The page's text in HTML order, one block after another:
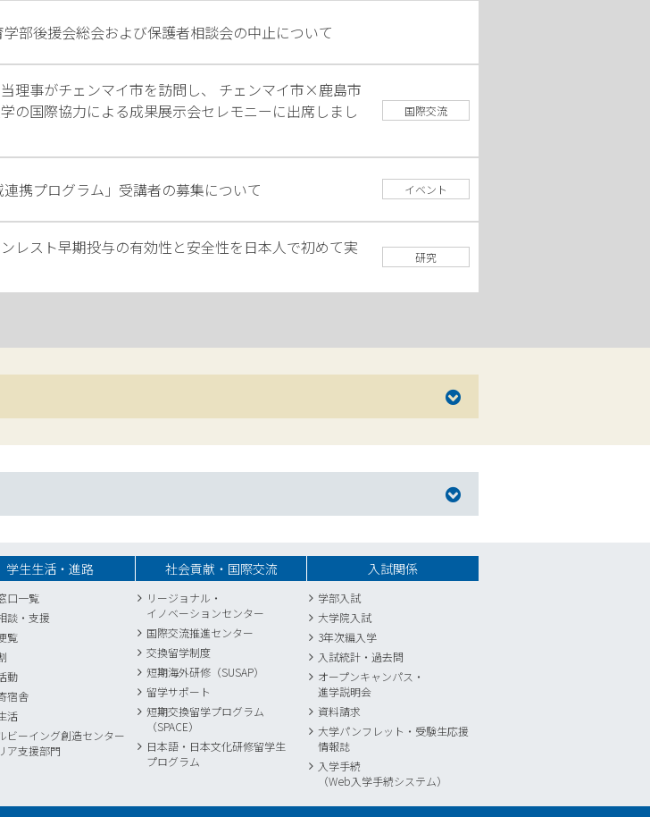
部後援会総会および保護者相談会の中止について
理事がチェンマイ市を訪問し、 チェンマイ市×鹿島市
の国際協力による成果展示会セレモニーに出席しまし
国際交流
連携プログラム」受講者の募集について イベント
レスト早期投与の有効性と安全性を日本人で初めて実
研究
学生生活・進路
口一覧
談・支援
覧
動
宿舎
活
ビーイング創造センター
ア支援部門
社会貢献・国際交流
リージョナル・
イノベーションセンター
国際交流推進センター
交換留学制度
短期海外研修（SUSAP）
留学サポート
短期交換留学プログラム
（SPACE）
日本語・日本文化研修留学生
プログラム
入試関係
学部入試
大学院入試
3年次編入学
入試統計 ・ 過去問
オープンキャンパス・
進学説明会
資料請求
大学パンフレット・受験生応援
情報誌
入学手続
（Web入学手続システム）